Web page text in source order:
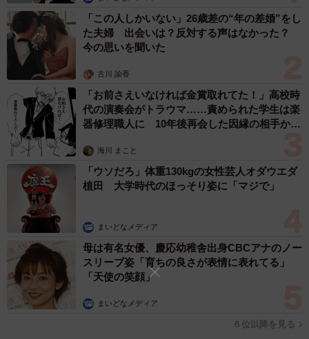
6/9
「社会保険料」とは、健康保険・厚生年金保険・雇用保険・介護保険の
合計のことを指していることを理解していますか？（出典：ベター・プ
レイス調べ）
次に、「”社会保険料”とは、健康保険・厚生年金保険・雇用
保険・介護保険の合計のことを指していることを理解して
いますか（給与明細に表示される社会保険料。労災保険は
除く）」と尋ねたところ、約7割が「理解している」
（70.4%）と回答し、多くの人が社会保険料の構成を理解
していることがわかりました。
「この人しかいない」26歳差の“年の差婚”をし
た夫婦 出会いは？反対する声はなかった？
今の思いを聞いた
古川 諭香
「お前さえいなければ金賞取れてた！」高校時
代の演奏会がトラウマ……責められた学生は楽
器修理職人に 10年後再会した因縁の相手から
海川 まこと
「ウソだろ」体重130kgの女性芸人オダウエダ
植田 大学時代のほっそり姿に「マジで」
まいどなメディア
母は有名女優、慶応幼稚舎出身CBCアナのノー
スリーブ姿「育ちの良さが表情に表れてる」
「天使の笑顔」
まいどなメディア
６位以降を見る